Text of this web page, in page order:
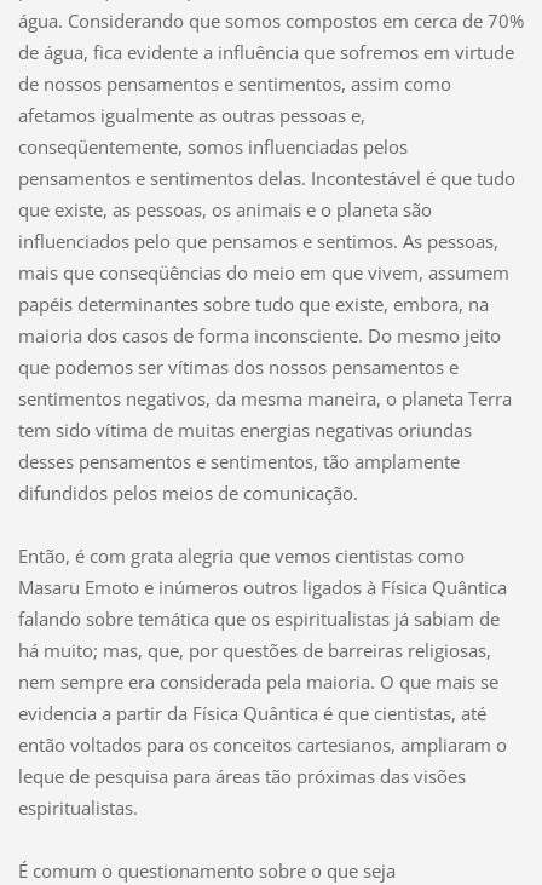
água. Considerando que somos compostos em cerca de 70%
de água, fica evidente a influência que sofremos em virtude
de nossos pensamentos e sentimentos, assim como
afetamos igualmente as outras pessoas e,
conseqüentemente, somos influenciadas pelos
pensamentos e sentimentos delas. Incontestável é que tudo
que existe, as pessoas, os animais e o planeta são
influenciados pelo que pensamos e sentimos. As pessoas,
mais que conseqüências do meio em que vivem, assumem
papéis determinantes sobre tudo que existe, embora, na
maioria dos casos de forma inconsciente. Do mesmo jeito
que podemos ser vítimas dos nossos pensamentos e
sentimentos negativos, da mesma maneira, o planeta Terra
tem sido vítima de muitas energias negativas oriundas
desses pensamentos e sentimentos, tão amplamente
difundidos pelos meios de comunicação.
Então, é com grata alegria que vemos cientistas como
Masaru Emoto e inúmeros outros ligados à Física Quântica
falando sobre temática que os espiritualistas já sabiam de
há muito; mas, que, por questões de barreiras religiosas,
nem sempre era considerada pela maioria. O que mais se
evidencia a partir da Física Quântica é que cientistas, até
então voltados para os conceitos cartesianos, ampliaram o
leque de pesquisa para áreas tão próximas das visões
espiritualistas.
É comum o questionamento sobre o que seja